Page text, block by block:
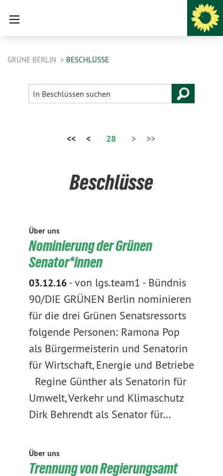
GRÜNE BERLIN BESCHLÜSSE
<< < 28 > >>
Beschlüsse
Über uns
Nominierung der Grünen
Senator*innen
03.12.16-von lgs.team1 - Bündnis
90/DIE GRÜNEN Berlin nominieren
für die drei Grünen Senatsressorts
folgende Personen: Ramona Pop
als Bürgermeisterin und Senatorin
für Wirtschaft, Energie und Betriebe
Regine Günther als Senatorin für
Umwelt, Verkehr und Klimaschutz
Dirk Behrendt als Senator für…
Über uns
Trennung von Regierungsamt